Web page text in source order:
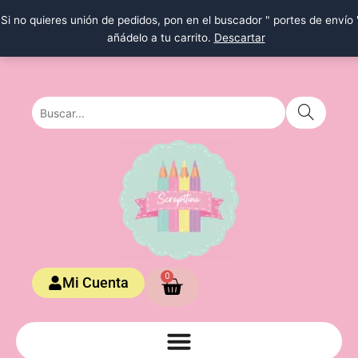
Si no quieres unión de pedidos, pon en el buscador " portes de envío
añádelo a tu carrito. Descartar
al
Mi Cuenta 0
Carrito